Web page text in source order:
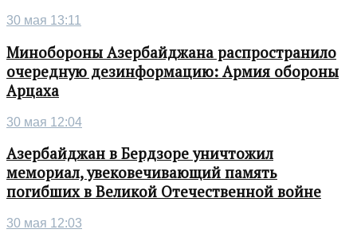
30 мая 13:11
Минобороны Азербайджана распространило
очередную дезинформацию: Армия обороны
Арцаха
30 мая 12:04
Азербайджан в Бердзоре уничтожил
мемориал, увековечивающий память
погибших в Великой Отечественной войне
30 мая 12:03